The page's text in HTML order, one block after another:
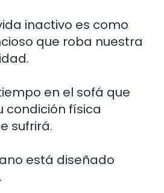
inactivo es como
que roba nuestra
en el sofá que
condición física
sufrirá.
está diseñado